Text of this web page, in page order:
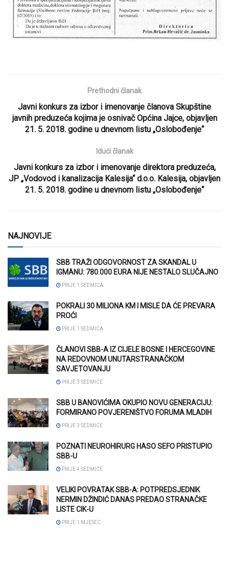
Prethodni članak
Javni konkurs za izbor i imenovanje članova Skupštine
javnih preduzeća kojima je osnivač Općina Jajce, objavljen
21. 5. 2018. godine u dnevnom listu „Oslobođenje“
Idući članak
Javni konkurs za izbor i imenovanje direktora preduzeća,
JP „Vodovod i kanalizacija Kalesija“ d.o.o. Kalesija, objavljen
21. 5. 2018. godine u dnevnom listu „Oslobođenje“
NAJNOVIJE
SBB TRAŽI ODGOVORNOST ZA SKANDAL U
IGMANU: 780.000 EURA NIJE NESTALO SLUČAJNO
PRIJE 1 SEDMICA
POKRALI 30 MILIONA KM I MISLE DA ĆE PREVARA
PROĆI
PRIJE 1 SEDMICA
ČLANOVI SBB-A IZ CIJELE BOSNE I HERCEGOVINE
NA REDOVNOM UNUTARSTRANAČKOM
SAVJETOVANJU
PRIJE 3 SEDMICE
SBB U BANOVIĆIMA OKUPIO NOVU GENERACIJU:
FORMIRANO POVJERENIŠTVO FORUMA MLADIH
PRIJE 3 SEDMICE
POZNATI NEUROHIRURG HASO SEFO PRISTUPIO
SBB-U
PRIJE 4 SEDMICE
VELIKI POVRATAK SBB-A: POTPREDSJEDNIK
NERMIN DŽINDIĆ DANAS PREDAO STRANAČKE
LISTE CIK-U
PRIJE 1 MJESEC